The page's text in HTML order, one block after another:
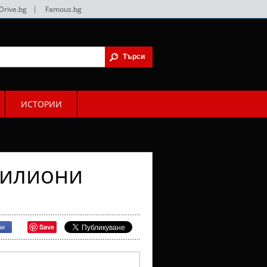
Famous.bg
ИСТОРИИ
Save